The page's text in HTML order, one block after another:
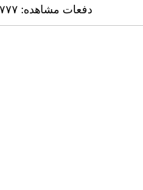
دفعات مشاهده: ۳۷۷۷ بار |